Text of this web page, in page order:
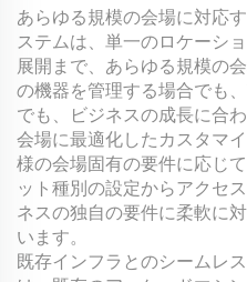
あらゆる規模の会場に対応
ステムは、単一のロケーシ
展開まで、あらゆる規模の
の機器を管理する場合でも
でも、ビジネスの成長に合
会場に最適化したカスタマ
様の会場固有の要件に応じ
ット種別の設定からアクセ
ネスの独自の要件に柔軟に
います。
既存インフラとのシームレ